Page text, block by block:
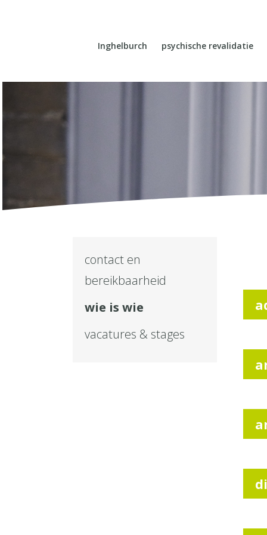
Inghelburch psychische revalidatie
contact en
bereikbaarheid
wie is wie
vacatures & stages